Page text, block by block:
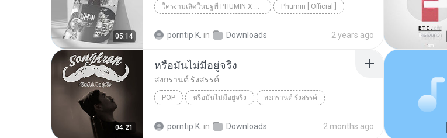
05:14
ใครงามเลิศในปฐพี PHUMIN X WARIN Phumin [ Official ]
porntip K. in Downloads 2 years ago
04:21
หรือมันไม่มีอยู่จริง
สงกรานต์ รังสรรค์
POP หรือมันไม่มีอยู่จริง สงกรานต์ รังสรรค์
porntip K. in Downloads 2 months ago